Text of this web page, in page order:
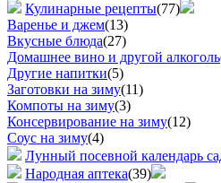
Кулинарные рецепты(77)
Варенье и джем(13)
Вкусные блюда(27)
Домашнее вино и другой алкоголь
Другие напитки(5)
Заготовки на зиму(11)
Компоты на зиму(3)
Консервирование на зиму(12)
Соус на зиму(4)
Лунный посевной календарь
Народная аптека(39)